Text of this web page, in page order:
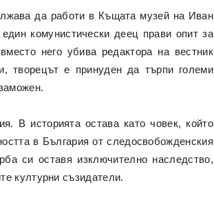
да работи в Къщата музей на Иван
комунистически деец прави опит за
него убива редактора на вестник
творецът е принуден да търпи големи
В историята остава като човек, който
в България от следосвобожденския
си оставя изключително наследство,
културни съзидатели.